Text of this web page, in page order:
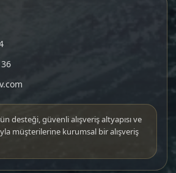
desteği, güvenli alışveriş altyapısı ve
müşterilerine kurumsal bir alışveriş